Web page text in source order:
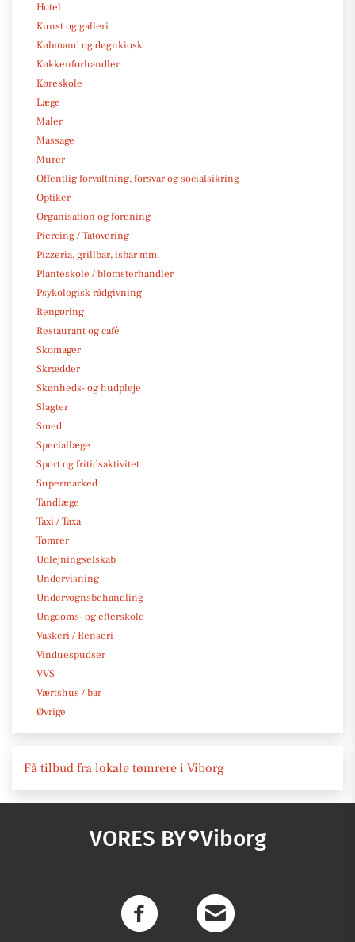
Hotel
Kunst og galleri
Købmand og døgnkiosk
Køkkenforhandler
Køreskole
Læge
Maler
Massage
Murer
Offentlig forvaltning, forsvar og socialsikring
Optiker
Organisation og forening
Piercing / Tatovering
Pizzeria, grillbar, isbar mm.
Planteskole / blomsterhandler
Psykologisk rådgivning
Rengøring
Restaurant og café
Skomager
Skrædder
Skønheds- og hudpleje
Slagter
Smed
Speciallæge
Sport og fritidsaktivitet
Supermarked
Tandlæge
Taxi / Taxa
Tømrer
Udlejningselskab
Undervisning
Undervognsbehandling
Ungdoms- og efterskole
Vaskeri / Renseri
Vinduespudser
VVS
Værtshus / bar
Øvrige
Få tilbud fra lokale tømrere i Viborg
VORES BY Viborg